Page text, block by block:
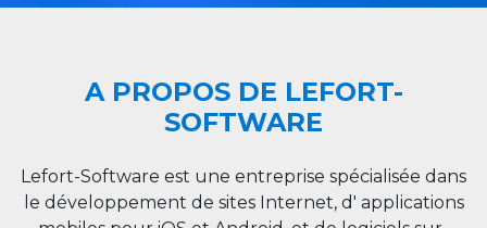
A PROPOS DE LEFORT-
SOFTWARE
Lefort-Software est une entreprise spécialisée dans
le développement de sites Internet, d' applications